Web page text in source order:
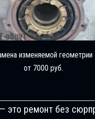
изменяемой геометрии
от 7000 руб.
это ремонт без